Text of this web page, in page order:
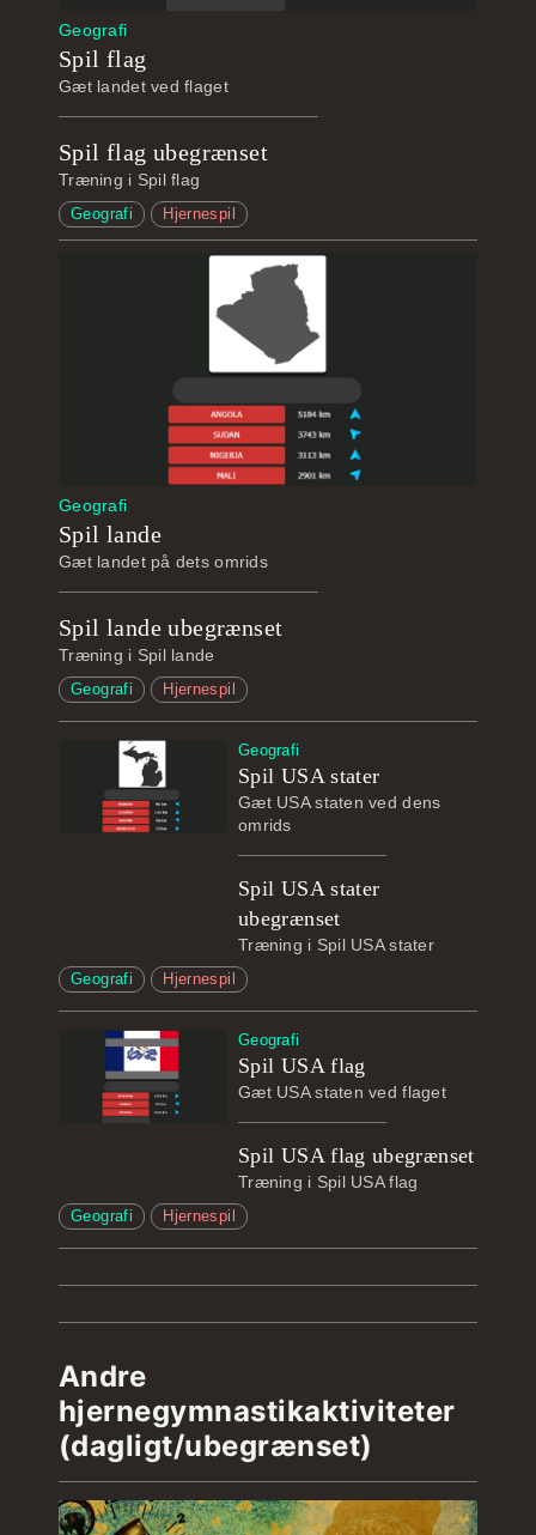
Geografi
Spil flag
Gæt landet ved flaget
Spil flag ubegrænset
Træning i Spil flag
Geografi Hjernespil
Geografi
Spil lande
Gæt landet på dets omrids
Spil lande ubegrænset
Træning i Spil lande
Geografi Hjernespil
Geografi
Spil USA stater
Gæt USA staten ved dens
omrids
Spil USA stater
ubegrænset
Træning i Spil USA stater
Geografi Hjernespil
Geografi
Spil USA flag
Gæt USA staten ved flaget
Spil USA flag ubegrænset
Træning i Spil USA flag
Geografi Hjernespil
Andre
hjernegymnastikaktiviteter
(dagligt/ubegrænset)